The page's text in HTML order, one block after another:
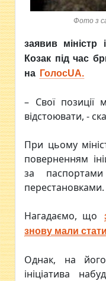
Фото з
заявив міністр
Козак під час
на ГолосUA.
– Свої
відстоювати, -
При цьому
поверненням
за
перестановками.
Нагадаємо, що
знову мали
Однак, на
ініціатива